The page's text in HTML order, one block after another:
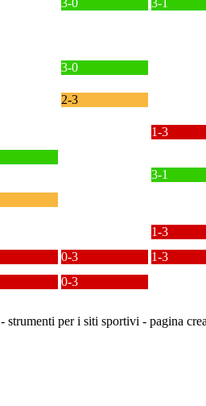
3-0
2-3
1-3
3-1
1-3
0-3 1-3
0-3
- strumenti per i siti sportivi - pagina